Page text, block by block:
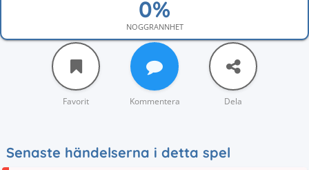
NOGGRANNHET
Favorit Kommentera Dela
Senaste händelserna i detta spel